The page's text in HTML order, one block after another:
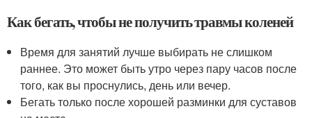
Как бегать, чтобы не получить травмы коленей
Время для занятий лучше выбирать не слишком
раннее. Это может быть утро через пару часов после
того, как вы проснулись, день или вечер.
Бегать только после хорошей разминки для суставов